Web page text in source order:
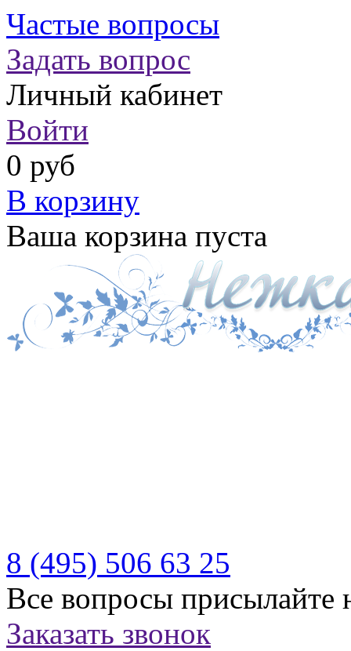
Частые вопросы
Задать вопрос
Личный кабинет
Войти
0 руб
В корзину
Ваша корзина пуста
8 (495) 506 63 25
Все вопросы присылайте
Заказать звонок